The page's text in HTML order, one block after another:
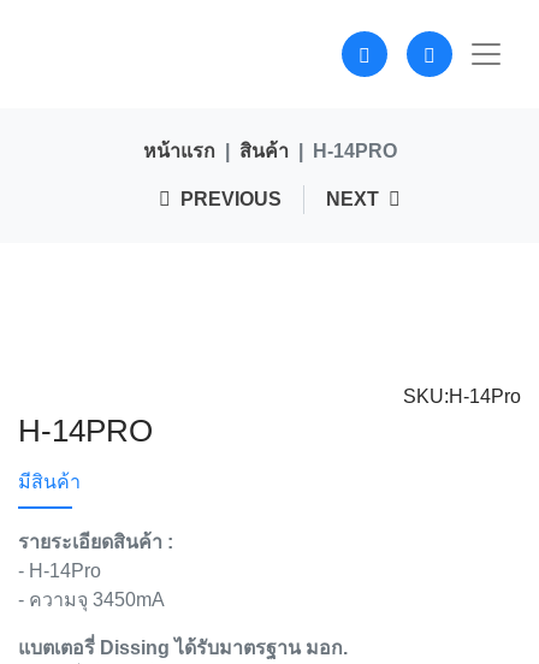
หน้าแรก สินค้า H-14PRO
PREVIOUS NEXT
SKU:H-14Pro
H-14PRO
มีสินค้า
รายระเอียดสินค้า :
- H-14Pro
- ความจุ 3450mA
แบตเตอรี่ Dissing ได้รับมาตรฐาน มอก.